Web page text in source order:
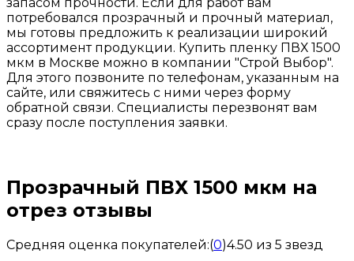
потребовался прозрачный и прочный материал,
мы готовы предложить к реализации широкий
ассортимент продукции. Купить пленку ПВХ 1500
мкм в Москве можно в компании "Строй Выбор".
Для этого позвоните по телефонам, указанным на
сайте, или свяжитесь с ними через форму
обратной связи. Специалисты перезвонят вам
сразу после поступления заявки.
Прозрачный ПВХ 1500 мкм на
отрез отзывы
Средняя оценка покупателей:(0)4.50 из 5 звезд